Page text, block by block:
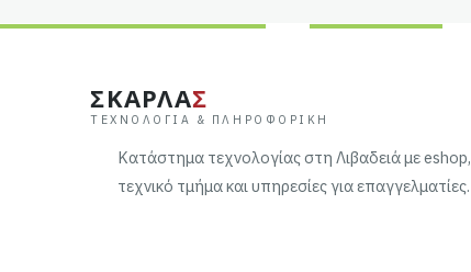
ΣΚΑΡΛΑΣ
ΤΕΧΝΟΛΟΓΊΑ & ΠΛΗΡΟΦΟΡΙΚΉ
Κατάστημα τεχνολογίας στη Λιβαδειά με eshop,
τεχνικό τμήμα και υπηρεσίες για επαγγελματίες.